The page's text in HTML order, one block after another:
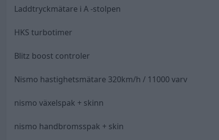
Laddtryckmätare i A -stolpen
HKS turbotimer
Blitz boost controler
Nismo hastighetsmätare 320km/h / 11000 varv
nismo växelspak + skinn
nismo handbromsspak + skin